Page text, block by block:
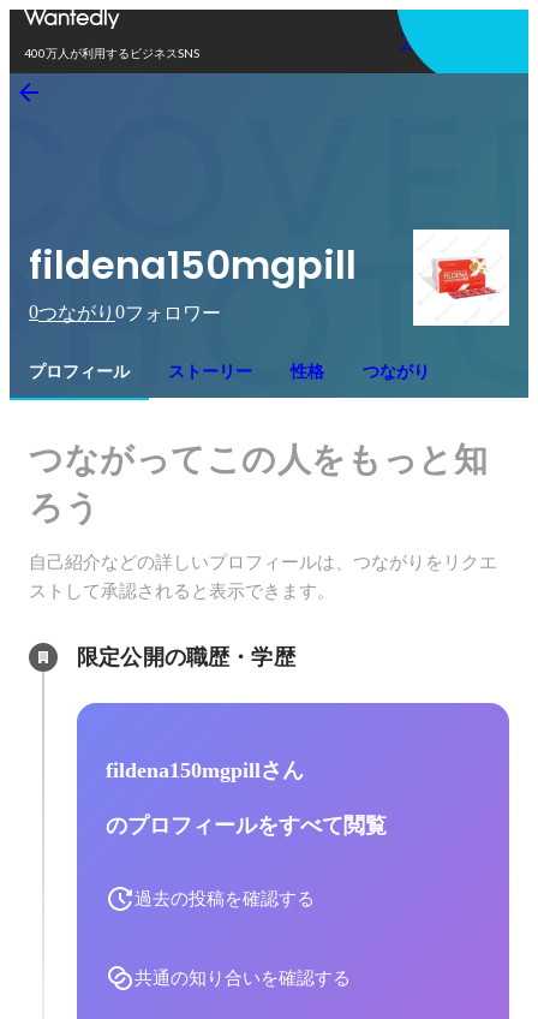
400万人が利用するビジネスSNS
アプリを使う
fildena150mgpill
0つながり 0フォロワー
プロフィール ストーリー 性格 つながり
つながってこの人をもっと知
ろう
自己紹介などの詳しいプロフィールは、つながりをリクエ
ストして承認されると表示できます。
限定公開の職歴・学歴
fildena150mgpillさん
のプロフィールをすべて閲覧
過去の投稿を確認する
共通の知り合いを確認する